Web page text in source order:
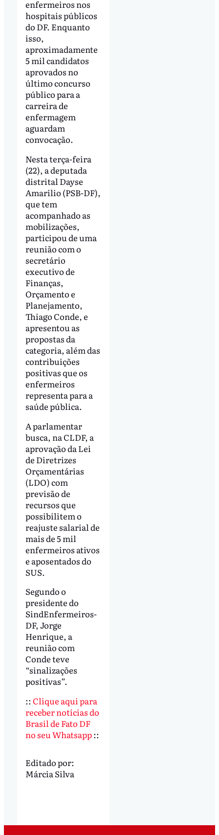
enfermeiros nos
hospitais públicos
do DF. Enquanto
isso,
aproximadamente
5 mil candidatos
aprovados no
último concurso
público para a
carreira de
enfermagem
aguardam
convocação.
Nesta terça-feira
(22), a deputada
distrital Dayse
Amarílio (PSB-DF),
que tem
acompanhado as
mobilizações,
participou de uma
reunião com o
secretário
executivo de
Finanças,
Orçamento e
Planejamento,
Thiago Conde, e
apresentou as
propostas da
categoria, além das
contribuições
positivas que os
enfermeiros
representa para a
saúde pública.
A parlamentar
busca, na CLDF, a
aprovação da Lei
de Diretrizes
Orçamentárias
(LDO) com
previsão de
recursos que
possibilitem o
reajuste salarial de
mais de 5 mil
enfermeiros ativos
e aposentados do
SUS.
Segundo o
presidente do
SindEnfermeiros-
DF, Jorge
Henrique, a
reunião com
Conde teve
“sinalizações
positivas”.
:: Clique aqui para
receber notícias do
Brasil de Fato DF
no seu Whatsapp::
Editado por:
Márcia Silva